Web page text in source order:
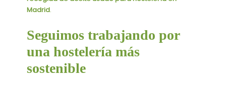
Madrid.
Seguimos trabajando por
una hostelería más
sostenible